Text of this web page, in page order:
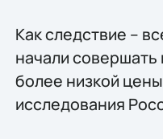
Как следствие –
начали совершать
более низкой
исследования